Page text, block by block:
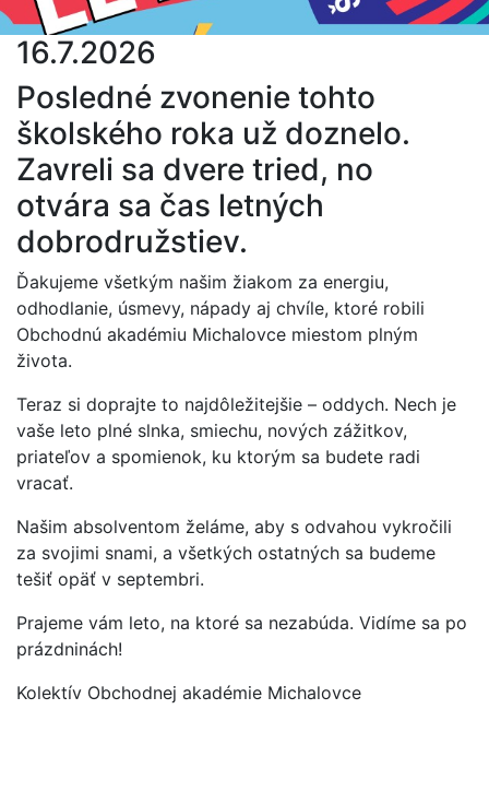
16.7.2026
Posledné zvonenie tohto
školského roka už doznelo.
Zavreli sa dvere tried, no
otvára sa čas letných
dobrodružstiev.
Ďakujeme všetkým našim žiakom za energiu,
odhodlanie, úsmevy, nápady aj chvíle, ktoré robili
Obchodnú akadémiu Michalovce miestom plným
života.
Teraz si doprajte to najdôležitejšie – oddych. Nech je
vaše leto plné slnka, smiechu, nových zážitkov,
priateľov a spomienok, ku ktorým sa budete radi
vracať.
Našim absolventom želáme, aby s odvahou vykročili
za svojimi snami, a všetkých ostatných sa budeme
tešiť opäť v septembri.
Prajeme vám leto, na ktoré sa nezabúda. Vidíme sa po
prázdninách!
Kolektív Obchodnej akadémie Michalovce